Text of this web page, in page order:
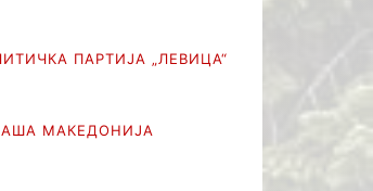
ПАРТИЈА „ЛЕВИЦА“
МАКЕДОНИЈА